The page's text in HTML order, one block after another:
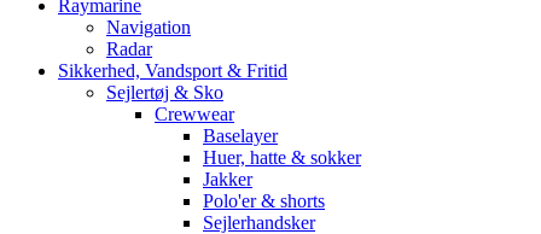
Raymarine
Navigation
Radar
Sikkerhed, Vandsport & Fritid
Sejlertøj & Sko
Crewwear
Baselayer
Huer, hatte & sokker
Jakker
Polo'er & shorts
Sejlerhandsker